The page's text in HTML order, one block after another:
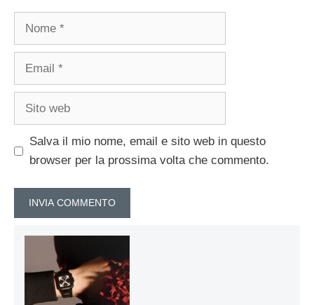
Nome
Email
Sito
Salva il mio nome, email e sito web in questo
browser per la prossima volta che commento.